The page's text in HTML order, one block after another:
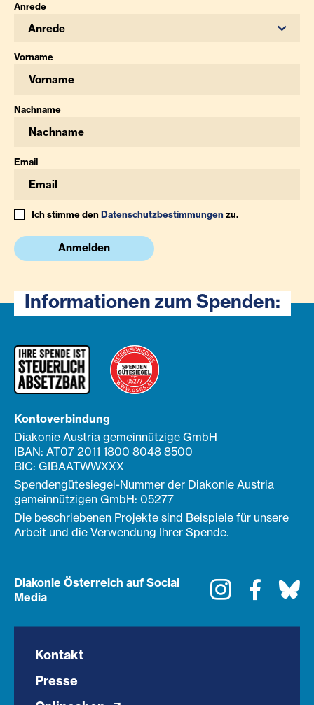
Anrede
Anrede
Vorname
Nachname
Email
Ich stimme denDatenschutzbestimmungenzu.
Anmelden
Informationen zum Spenden:
Kontoverbindung
Diakonie Austria gemeinnützige GmbH
IBAN: AT07 2011 1800 8048 8500
BIC: GIBAATWWXXX
Spendengütesiegel-Nummer der Diakonie Austria
gemeinnützigen GmbH: 05277
Die beschriebenen Projekte sind Beispiele für unsere
Arbeit und die Verwendung Ihrer Spende.
Diakonie Österreich auf Social
Media
Instagram
Kontakt
Presse